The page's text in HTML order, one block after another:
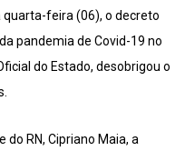
quarta-feira (06), o decreto
pandemia de Covid-19 no
do Estado, desobrigou o
do RN, Cipriano Maia, a